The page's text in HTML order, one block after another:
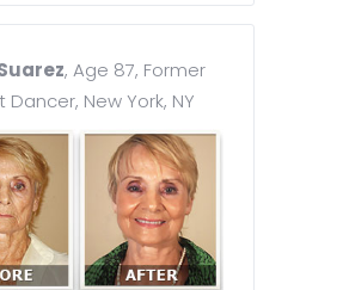
, Age 87, Former
Dancer, New York, NY